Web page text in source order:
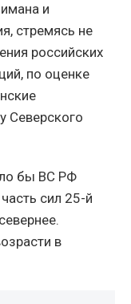
и
стремясь не
российских
по оценке
Северского
бы ВС РФ
сил 25-й
в